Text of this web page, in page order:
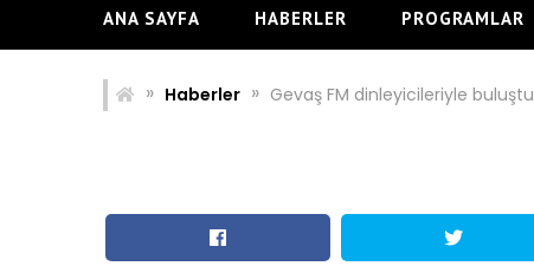
ANA SAYFA HABERLER PROGRAMLAR
» Haberler » Gevaş FM dinleyicileriyle buluştu